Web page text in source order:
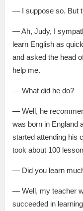
— I suppose so. But
— Ah, Judy, I
learn English as
and asked the head
help me.
— What did he do?
— Well, he
was born in England
started attending his
took about 100
— Did you learn
— Well, my teacher
succeeded in